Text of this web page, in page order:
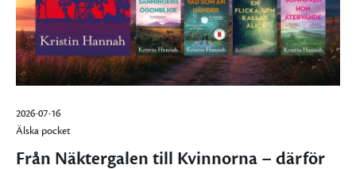
2026-07-16
Älska pocket
Från Näktergalen till Kvinnorna – därför